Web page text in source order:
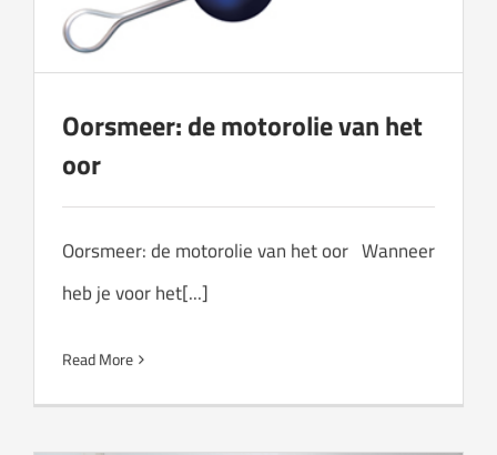
Oorsmeer: de motorolie van het
oor
Oorsmeer: de motorolie van het oor Wanneer
heb je voor het[...]
Read More